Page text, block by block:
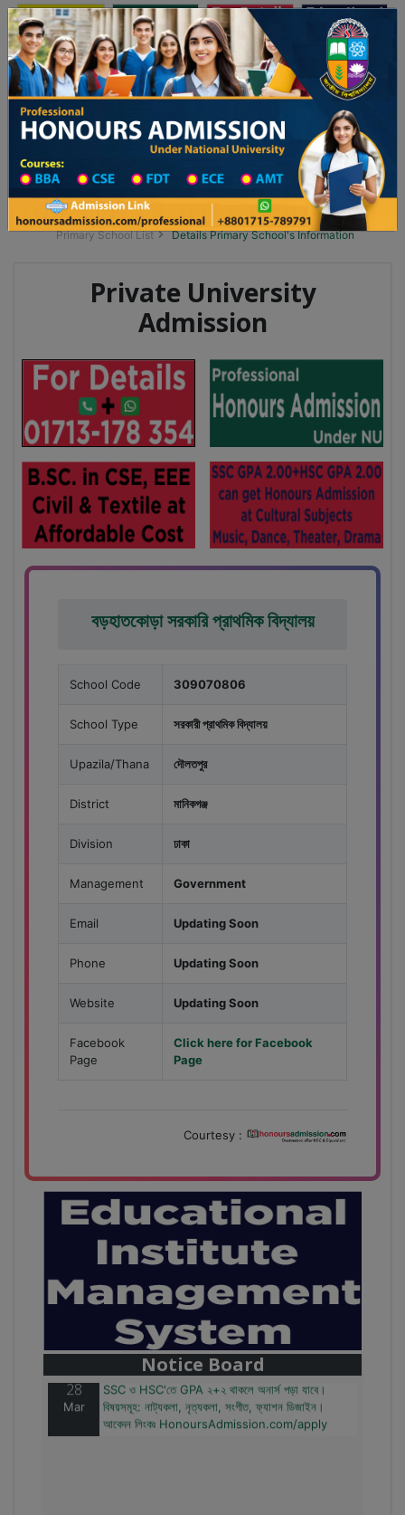
Toggle navigation অনার্স ভর্তি প্রফেশনাল অনার্স
Updates
২৬ শিক্ষাবর্ষের ১ম বর্ষের ভর্তি আবেদন বিজ্ঞপ্তি ঢাকা বিশ্ববিদ্যালয় ২০২৫-২৬ শিক্ষাবর্ষে
Division List
Primary School District Wise
Primary School in দৌলতপুর
Primary School List
Details Primary School's Information
Private University
Admission
বড়হাতকোড়া সরকারি প্রাথমিক বিদ্যালয়
School Code 309070806
School Type সরকারী প্রাথমিক বিদ্যালয়
Upazila/Thana দৌলতপুর
District মানিকগঞ্জ
Division ঢাকা
Management Government
Email Updating Soon
Phone Updating Soon
Website Updating Soon
Facebook
Page
Click here for Facebook
Page
Courtesy :
Notice Board
বাজেটের মধ্যে প্রাইভেট ইউনিভার্সিটিতে অনার্স পড়ার সুযোগ।
২০টির অধিক বিষয়, ৪ বছরে মোট খরচ ২ লক্ষ থেকে ৫ লক্ষ টাকা।
আবেদন লিংকঃ HonoursAdmission.com/apply
28
Mar
SSC ও HSC'তে GPA ২+২ থাকলে অনার্স পড়া যাবে।
বিষয়সমূহ: নাট্যকলা, নৃত্যকলা, সংগীত, ফ্যাশন ডিজাইন।
আবেদন লিংকঃ HonoursAdmission.com/apply